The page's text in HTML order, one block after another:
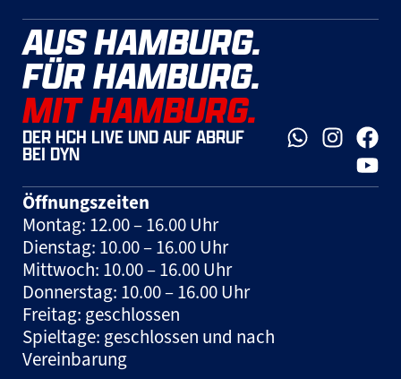
AUS HAMBURG.
FÜR HAMBURG.
MIT HAMBURG.
DER HCH LIVE UND AUF ABRUF
BEI DYN
Öffnungszeiten
Montag: 12.00 – 16.00 Uhr
Dienstag: 10.00 – 16.00 Uhr
Mittwoch: 10.00 – 16.00 Uhr
Donnerstag: 10.00 – 16.00 Uhr
Freitag: geschlossen
Spieltage: geschlossen und nach
Vereinbarung